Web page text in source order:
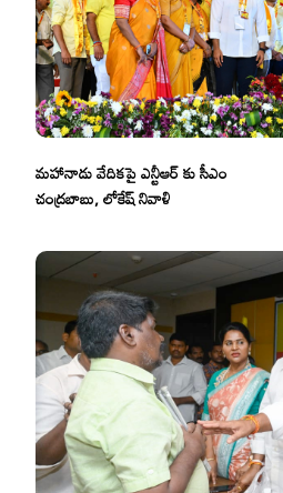
మహానాడు వేదికపై ఎన్టీఆర్ కు సీఎం
చంద్రబాబు, లోకేష్ నివాళి